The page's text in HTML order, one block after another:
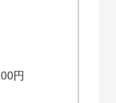
円